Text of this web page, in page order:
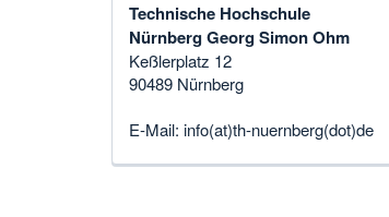
Technische Hochschule
Nürnberg Georg Simon Ohm
Keßlerplatz 12
90489 Nürnberg
E-Mail: info(at)th-nuernberg(dot)de